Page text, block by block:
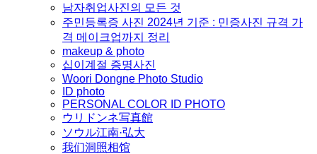
남자취업사진의 모든 것
주민등록증 사진 2024년 기준 : 민증사진 규격 가
격 메이크업까지 정리
makeup & photo
십이계절 증명사진
Woori Dongne Photo Studio
ID photo
PERSONAL COLOR ID PHOTO
ウリドンネ写真館
ソウル江南·弘大
我们洞照相馆